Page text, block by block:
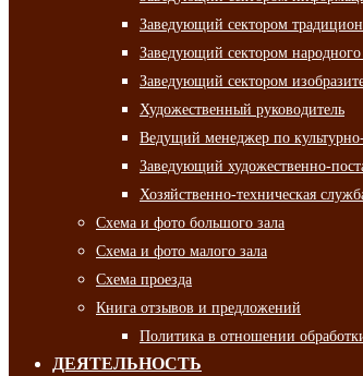
Заведующий сектором
Заведующий сектором народного
Заведующий сектором
Художественный руководитель
Ведущий менеджер по
Заведующий художественно-
Хозяйственно-техническая
Схема и фото большого зала
Схема и фото малого зала
Схема проезда
Книга отзывов и предложений
Политика в отношении
ДЕЯТЕЛЬНОСТЬ